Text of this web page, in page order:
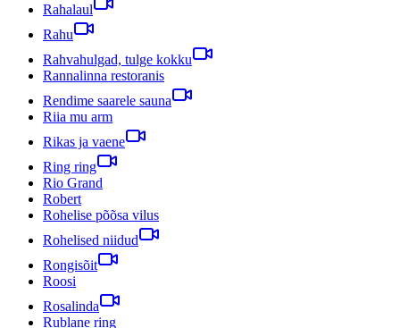
Rahalaul
Rahu
Rahvahulgad, tulge kokku
Rannalinna restoranis
Rendime saarele sauna
Riia mu arm
Rikas ja vaene
Ring ring
Rio Grand
Robert
Rohelise põõsa vilus
Rohelised niidud
Rongisõit
Roosi
Rosalinda
Rublane ring